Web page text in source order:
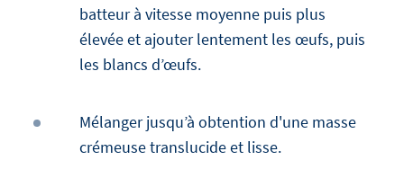
batteur à vitesse moyenne puis plus
élevée et ajouter lentement les œufs, puis
les blancs d’œufs.
Mélanger jusqu’à obtention d'une masse
crémeuse translucide et lisse.